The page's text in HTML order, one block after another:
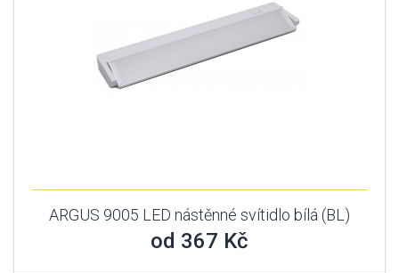
ARGUS 9005 LED nástěnné svítidlo bílá (BL)
od 367 Kč